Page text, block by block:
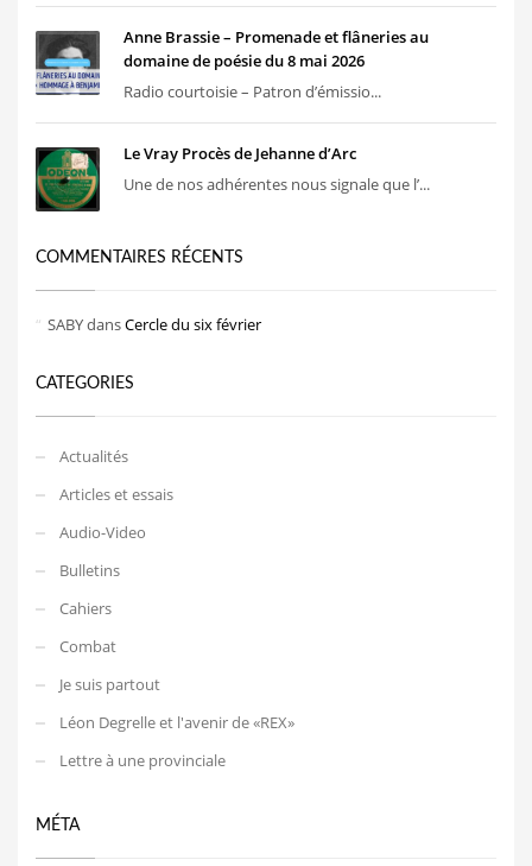
Anne Brassie – Promenade et flâneries au
domaine de poésie du 8 mai 2026
Radio courtoisie – Patron d’émissio...
Le Vray Procès de Jehanne d’Arc
Une de nos adhérentes nous signale que l’...
COMMENTAIRES RÉCENTS
SABYdansCercle du six février
CATEGORIES
Actualités
Articles et essais
Audio-Video
Bulletins
Cahiers
Combat
Je suis partout
Léon Degrelle et l'avenir de «REX»
Lettre à une provinciale
MÉTA